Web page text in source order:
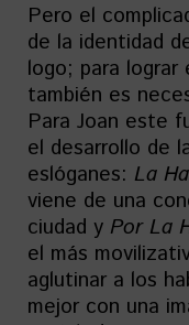
Pero el
de la identidad
logo; para
también es
Para Joan este
el desarrollo de
eslóganes: La
viene de una
ciudad y Por La
el más
aglutinar a los
mejor con una